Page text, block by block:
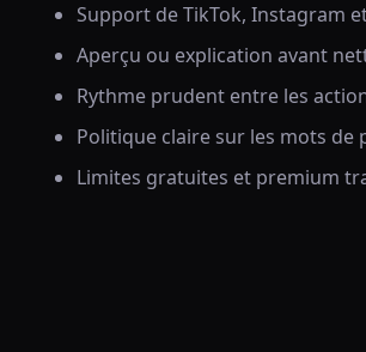
Support de TikTok, Instagram
Aperçu ou explication avant
Rythme prudent entre les
Politique claire sur les mots de
Limites gratuites et premium